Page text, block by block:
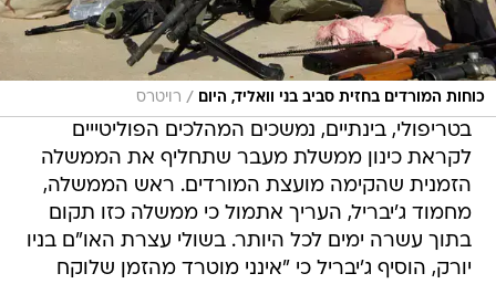
כוחות המורדים בחזית סביב בני וואליד, היום / רויטרס
בטריפולי, בינתיים, נמשכים המהלכים הפוליטייים
לקראת כינון ממשלת מעבר שתחליף את הממשלה
הזמנית שהקימה מועצת המורדים. ראש הממשלה,
מחמוד ג'יבריל, העריך אתמול כי ממשלה כזו תקום
בתוך עשרה ימים לכל היותר. בשולי עצרת האו"ם בניו
יורק, הוסיף ג'יבריל כי "אינני מוטרד מהזמן שלוקח